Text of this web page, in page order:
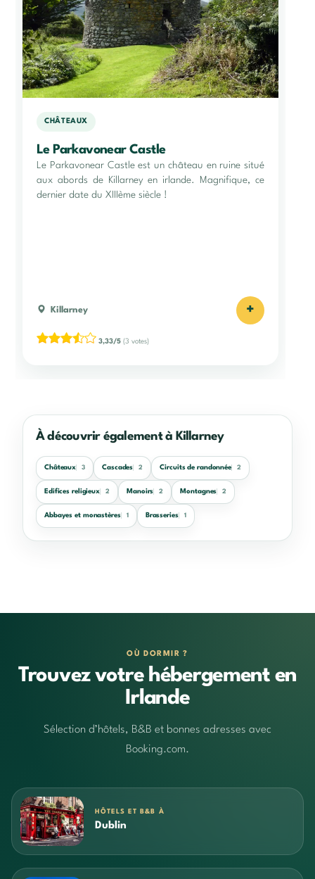
CHÂTEAUX
Le Parkavonear Castle
Le Parkavonear Castle est un château en ruine situé
aux abords de Killarney en irlande. Magnifique, ce
dernier date du XIIIème siècle !
Killarney +
3,33/5 (3 votes)
À découvrir également à Killarney
Châteaux 3 Cascades 2 Circuits de randonnée 2
Edifices religieux 2 Manoirs 2 Montagnes 2
Abbayes et monastères 1 Brasseries 1
OÙ DORMIR ?
Trouvez votre hébergement en
Irlande
Sélection d’hôtels, B&B et bonnes adresses avec
Booking.com.
HÔTELS ET B&B À
Dublin